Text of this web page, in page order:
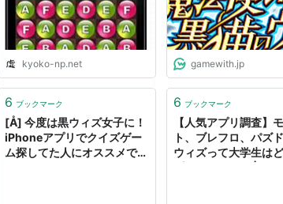
kyoko-np.net gamewith.jp
6 ブックマーク
[Å] 今度は黒ウィズ女子に！
iPhoneアプリでクイズゲー
ム探してた人にオススメで
6 ブックマーク
【人気アプリ調査】
ト、ブレフロ、パズ
ウィズって大学生は